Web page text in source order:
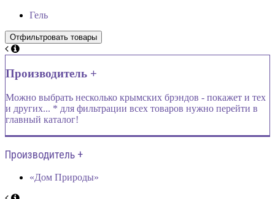
Гель
Производитель +
Можно выбрать несколько крымских брэндов - покажет и тех
и других... * для фильтрации всех товаров нужно перейти в
главный каталог!
Производитель +
«Дом Природы»